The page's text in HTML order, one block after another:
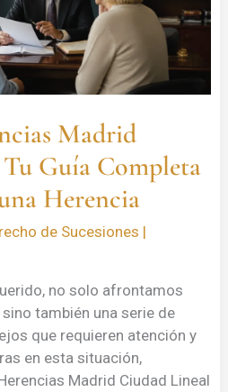
Madrid
Guía Completa
Herencia
de Sucesiones |
no solo afrontamos
también una serie de
que requieren atención y
en esta situación,
Madrid Ciudad Lineal